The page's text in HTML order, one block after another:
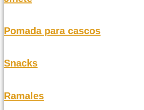
Pomada para cascos
Snacks
Ramales